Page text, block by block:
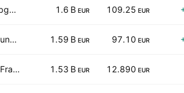
Capgemini SE 1.6 B EUR 109.25 EUR
Amundi SA 1.59 B EUR 97.10 EUR
Air France-KLM SA 1.53 B EUR 12.890 EUR